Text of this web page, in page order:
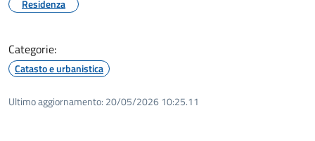
Residenza
Categorie:
Catasto e urbanistica
Ultimo aggiornamento: 20/05/2026 10:25.11